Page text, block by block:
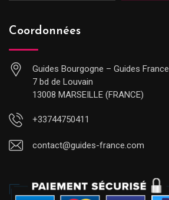
Coordonnées
Guides Bourgogne – Guides France
7 bd de Louvain
13008 MARSEILLE (FRANCE)
+33744750411
contact@guides-france.com